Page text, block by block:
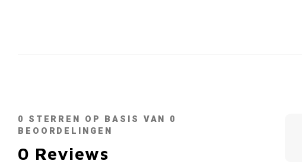
0 STERREN OP BASIS VAN 0
BEOORDELINGEN
0 Reviews